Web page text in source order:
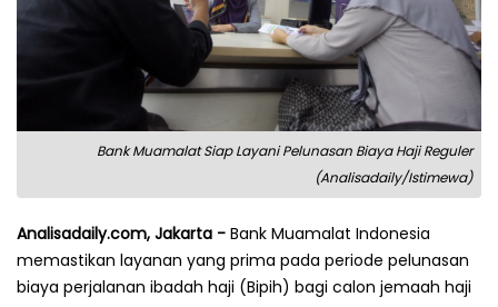
Bank Muamalat Siap Layani Pelunasan Biaya Haji Reguler
(Analisadaily/Istimewa)
Analisadaily.com, Jakarta - Bank Muamalat Indonesia
memastikan layanan yang prima pada periode pelunasan
biaya perjalanan ibadah haji (Bipih) bagi calon jemaah haji